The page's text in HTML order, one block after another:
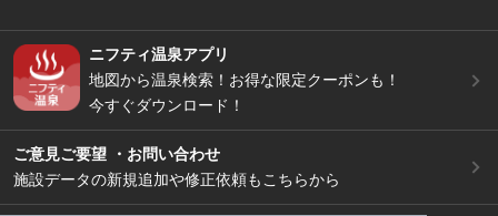
ニフティ温泉アプリ
地図から温泉検索！お得な限定クーポンも！
今すぐダウンロード！
ご意見ご要望 ・お問い合わせ
施設データの新規追加や修正依頼もこちらから